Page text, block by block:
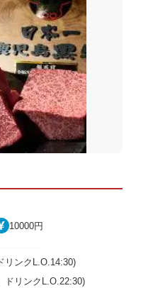
10000円
リンクL.O.14:30)
ドリンクL.O.22:30)